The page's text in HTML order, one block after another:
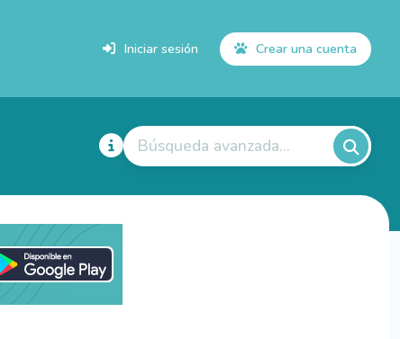
Iniciar sesión Crear una cuenta
Búsqueda avanzada...